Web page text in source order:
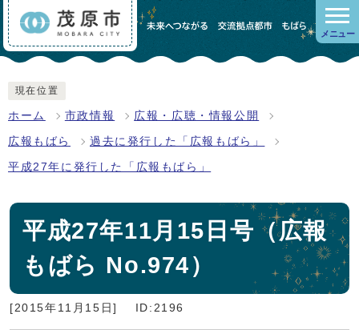
メニュー
現在位置
ホーム 市政情報 広報・広聴・情報公開
広報もばら 過去に発行した「広報もばら」
平成27年に発行した「広報もばら」
平成27年11月15日号（広報
もばら No.974）
[2015年11月15日] ID:2196